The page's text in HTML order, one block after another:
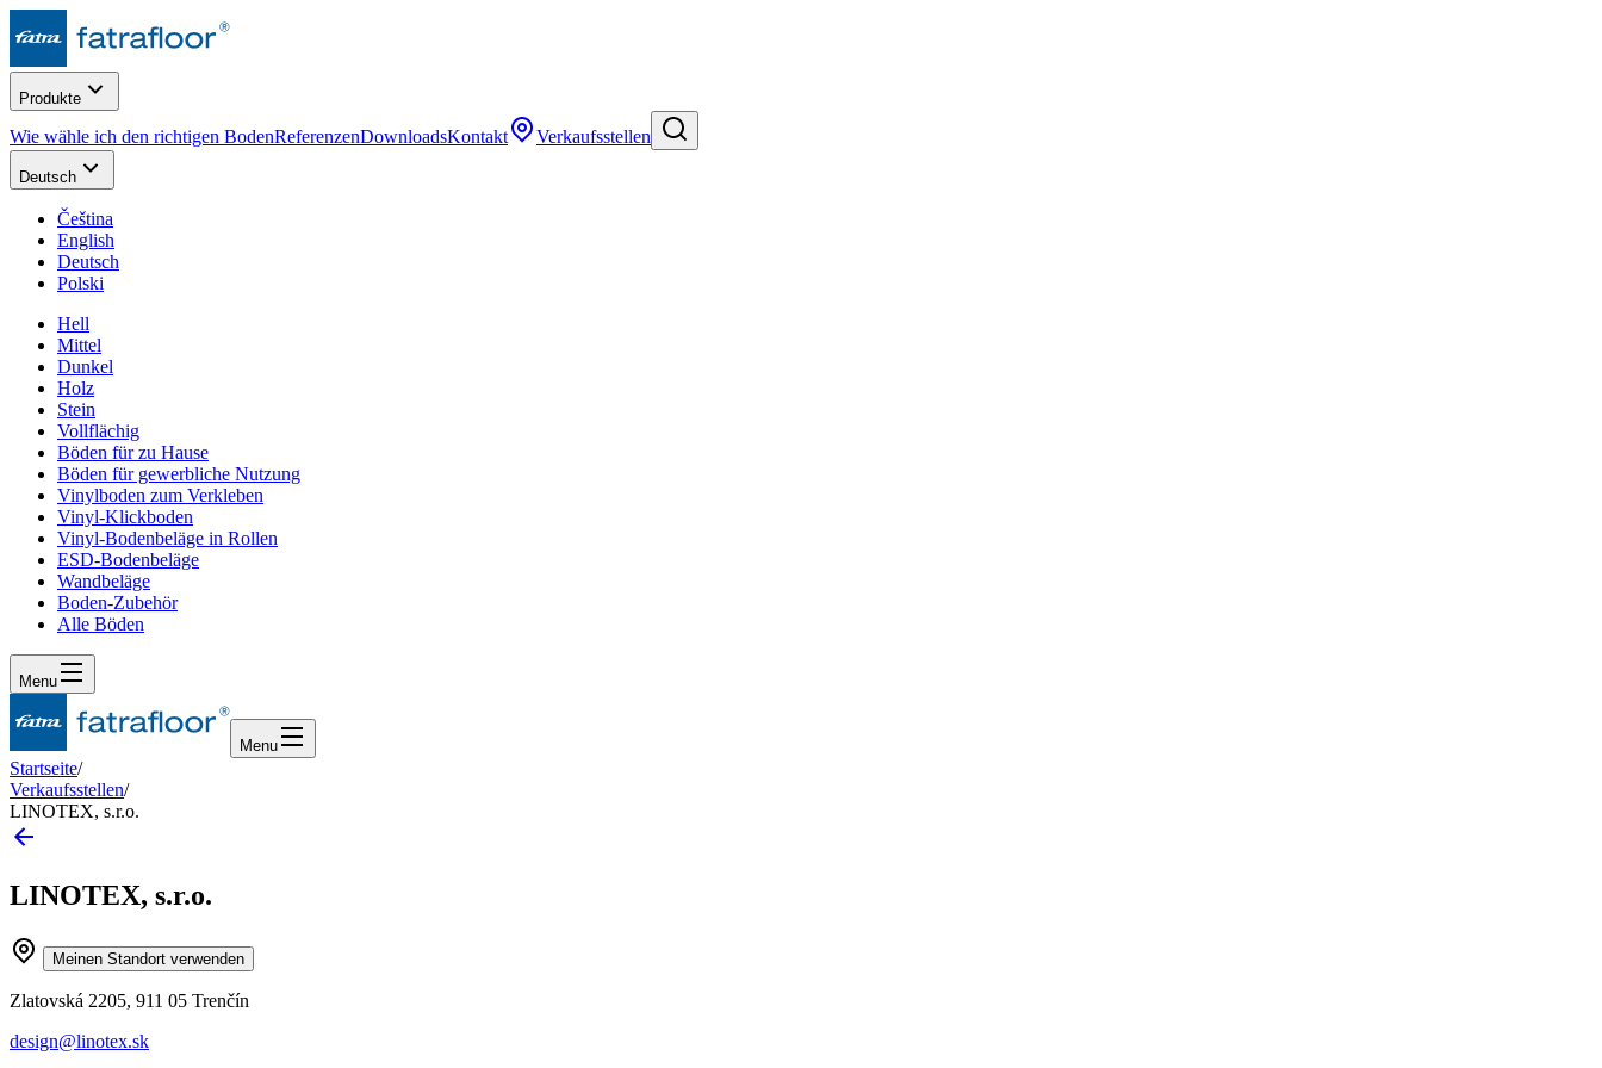
Produkte
Wie wähle ich den richtigen BodenReferenzenDownloadsKontakt Verkaufsstellen
Deutsch
Čeština
English
Deutsch
Polski
Hell
Mittel
Dunkel
Holz
Stein
Vollflächig
Böden für zu Hause
Böden für gewerbliche Nutzung
Vinylboden zum Verkleben
Vinyl-Klickboden
Vinyl-Bodenbeläge in Rollen
ESD-Bodenbeläge
Wandbeläge
Boden-Zubehör
Alle Böden
Menu
Menu
Startseite/
Verkaufsstellen/
LINOTEX, s.r.o.
LINOTEX, s.r.o.
Meinen Standort verwenden
Zlatovská 2205, 911 05 Trenčín
design@linotex.sk